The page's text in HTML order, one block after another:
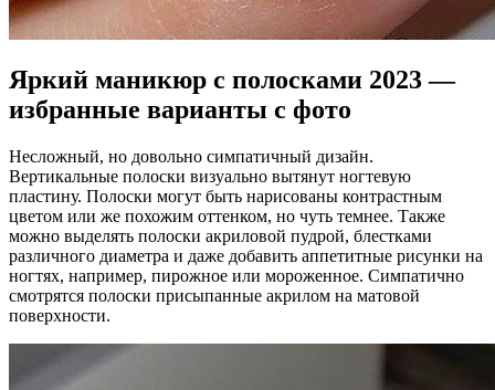
Яркий маникюр с полосками 2023 —
избранные варианты с фото
Несложный, но довольно симпатичный дизайн.
Вертикальные полоски визуально вытянут ногтевую
пластину. Полоски могут быть нарисованы контрастным
цветом или же похожим оттенком, но чуть темнее. Также
можно выделять полоски акриловой пудрой, блестками
различного диаметра и даже добавить аппетитные рисунки на
ногтях, например, пирожное или мороженное. Симпатично
смотрятся полоски присыпанные акрилом на матовой
поверхности.